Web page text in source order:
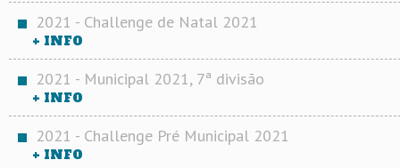
2021 - Challenge de Natal 2021
+ INFO
2021 - Municipal 2021, 7ª divisão
+ INFO
2021 - Challenge Pré Municipal 2021
+ INFO